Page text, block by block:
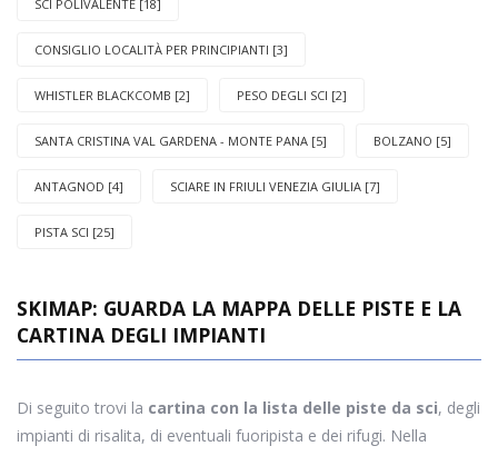
SCI POLIVALENTE [18]
CONSIGLIO LOCALITÀ PER PRINCIPIANTI [3]
WHISTLER BLACKCOMB [2] PESO DEGLI SCI [2]
SANTA CRISTINA VAL GARDENA - MONTE PANA [5] BOLZANO [5]
ANTAGNOD [4] SCIARE IN FRIULI VENEZIA GIULIA [7]
PISTA SCI [25]
SKIMAP: GUARDA LA MAPPA DELLE PISTE E LA
CARTINA DEGLI IMPIANTI
Di seguito trovi la cartina con la lista delle piste da sci, degli
impianti di risalita, di eventuali fuoripista e dei rifugi. Nella